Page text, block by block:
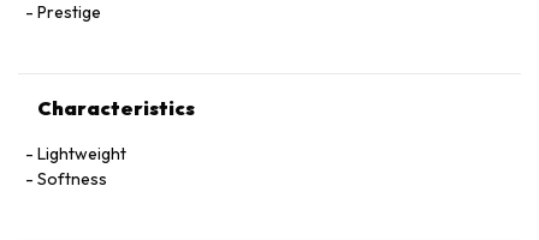
Prestige
Characteristics
Lightweight
Softness